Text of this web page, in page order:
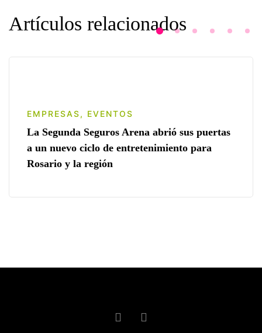
Artículos relacionados
EMPRESAS, EVENTOS
La Segunda Seguros Arena abrió sus puertas
a un nuevo ciclo de entretenimiento para
Rosario y la región